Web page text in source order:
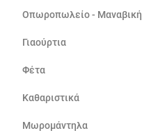
Οπωροπωλείο - Μαναβική
Γιαούρτια
Φέτα
Καθαριστικά
Μωρομάντηλα